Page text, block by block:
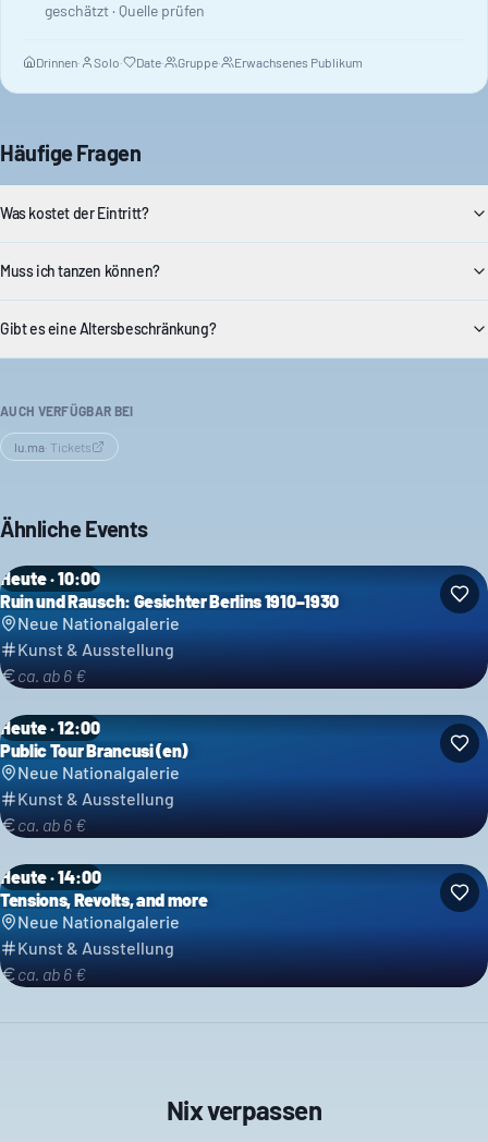
geschätzt · Quelle prüfen
Drinnen· Solo· Date· Gruppe· Erwachsenes Publikum
Häufige Fragen
Was kostet der Eintritt?
Muss ich tanzen können?
Gibt es eine Altersbeschränkung?
AUCH VERFÜGBAR BEI
lu.ma· Tickets
Ähnliche Events
Heute · 10:00
Ruin und Rausch: Gesichter Berlins 1910–1930
Neue Nationalgalerie
Kunst & Ausstellung
ca. ab 6 €
Heute · 12:00
Public Tour Brancusi (en)
Neue Nationalgalerie
Kunst & Ausstellung
ca. ab 6 €
Heute · 14:00
Tensions, Revolts, and more
Neue Nationalgalerie
Kunst & Ausstellung
ca. ab 6 €
Nix verpassen